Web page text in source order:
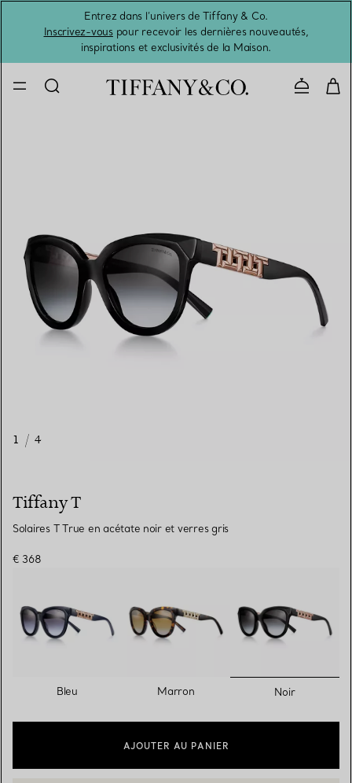
Entrez dans l’univers de Tiffany & Co.
Inscrivez-vouspour recevoir les dernières nouveautés,
inspirations et exclusivités de la Maison.
1 / 4
Tiffany T
Solaires T True en acétate noir et verres gris
€ 368
Bleu Marron Noir
AJOUTER AU PANIER